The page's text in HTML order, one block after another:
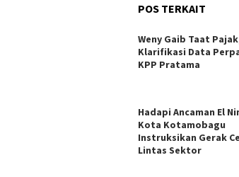
POS TERKAIT
Weny Gaib Taat
Klarifikasi Data
KPP Pratama
Hadapi Ancaman El
Kota Kotamobagu
Instruksikan Gerak
Lintas Sektor